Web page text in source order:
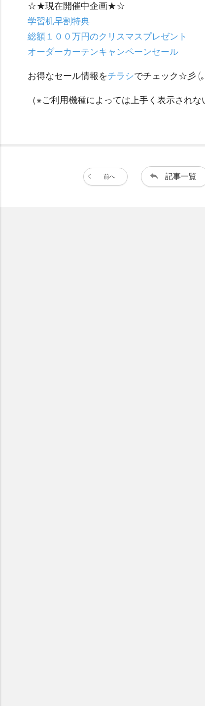
☆★現在開催中企画★☆
学習机早割特典
総額１００万円のクリスマスプレゼント
オーダーカーテンキャンペーンセール
お得なセール情報をチラシでチェック☆彡 (｡
（※ご利用機種によっては上手く表示され
前へ 記事一覧